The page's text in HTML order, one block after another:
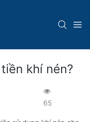
khí nén?
65